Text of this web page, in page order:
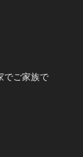
でご家族で